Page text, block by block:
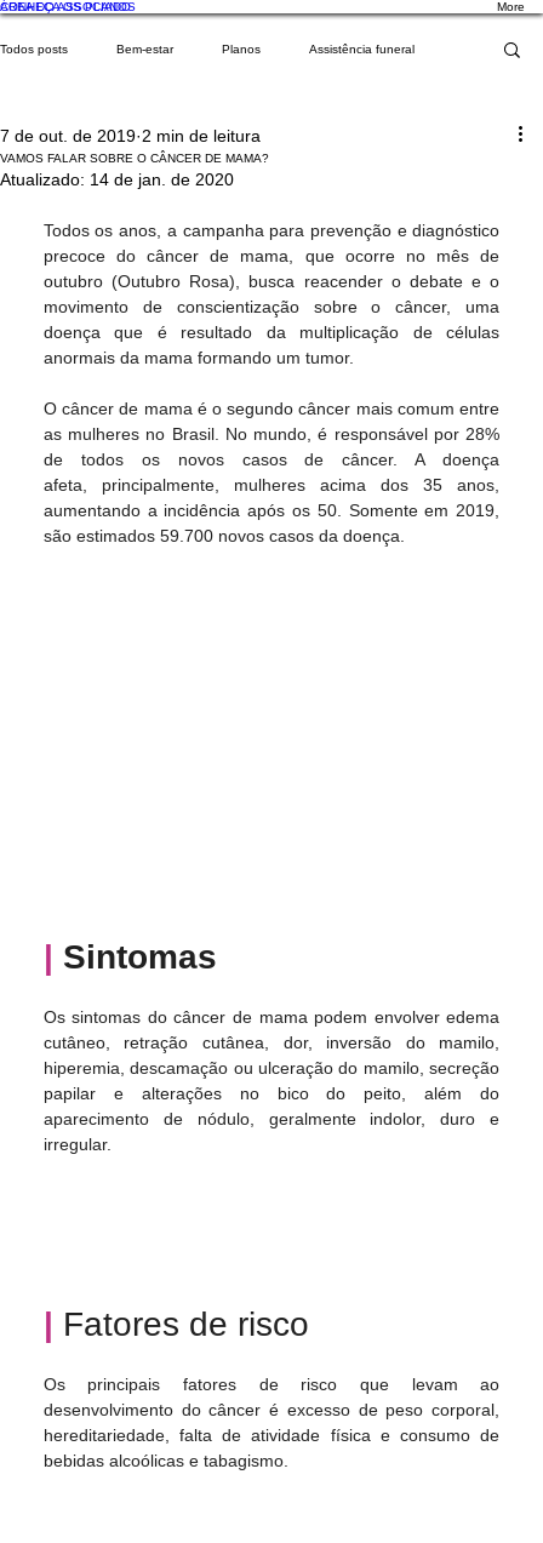
CONHEÇA OS PLANOS More
ÁREA DO ASSOCIADO
Todos posts Bem-estar Planos Assistência funeral
Luto Social Estilo de vida
Assistências Saúde Teleconsulta
Angeplus Podcast PET Maternidade Vida
Homenagem Empreendedorismo viajem Natal
VAMOS FALAR SOBRE O CÂNCER DE MAMA?
7 de out. de 2019 2 min de leitura
Atualizado: 14 de jan. de 2020
Todos os anos, a campanha para prevenção e diagnóstico
precoce do câncer de mama, que ocorre no mês de
outubro (Outubro Rosa), busca reacender o debate e o
movimento de conscientização sobre o câncer, uma
doença que é resultado da multiplicação de células
anormais da mama formando um tumor.
O câncer de mama é o segundo câncer mais comum entre
as mulheres no Brasil. No mundo, é responsável por 28%
de todos os novos casos de câncer. A doença
afeta, principalmente, mulheres acima dos 35 anos,
aumentando a incidência após os 50. Somente em 2019,
são estimados 59.700 novos casos da doença.
| Sintomas
Os sintomas do câncer de mama podem envolver edema
cutâneo, retração cutânea, dor, inversão do mamilo,
hiperemia, descamação ou ulceração do mamilo, secreção
papilar e alterações no bico do peito, além do
aparecimento de nódulo, geralmente indolor, duro e
irregular.
| Fatores de risco
Os principais fatores de risco que levam ao
desenvolvimento do câncer é excesso de peso corporal,
hereditariedade, falta de atividade física e consumo de
bebidas alcoólicas e tabagismo.